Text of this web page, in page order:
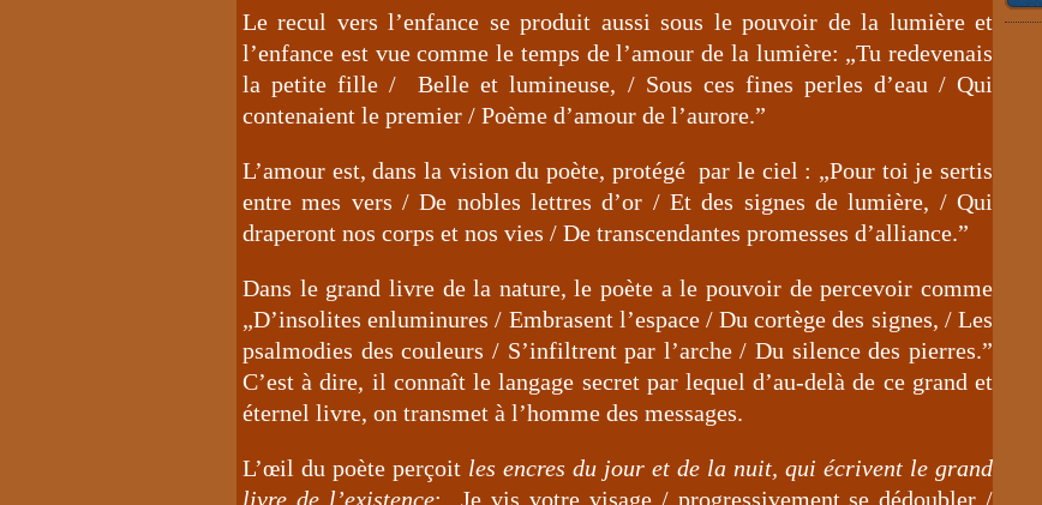
Le recul vers l’enfance se produit aussi sous le pouvoir de la lumière et
l’enfance est vue comme le temps de l’amour de la lumière: „Tu redevenais
la petite fille / Belle et lumineuse, / Sous ces fines perles d’eau / Qui
contenaient le premier / Poème d’amour de l’aurore.”
L’amour est, dans la vision du poète, protégé par le ciel : „Pour toi je sertis
entre mes vers / De nobles lettres d’or / Et des signes de lumière, / Qui
draperont nos corps et nos vies / De transcendantes promesses d’alliance.”
Dans le grand livre de la nature, le poète a le pouvoir de percevoir comme
„D’insolites enluminures / Embrasent l’espace / Du cortège des signes, / Les
psalmodies des couleurs / S’infiltrent par l’arche / Du silence des pierres.”
C’est à dire, il connaît le langage secret par lequel d’au-delà de ce grand et
éternel livre, on transmet à l’homme des messages.
L’œil du poète perçoit les encres du jour et de la nuit, qui écrivent le grand
livre de l’existence: „Je vis votre visage / progressivement se dédoubler /